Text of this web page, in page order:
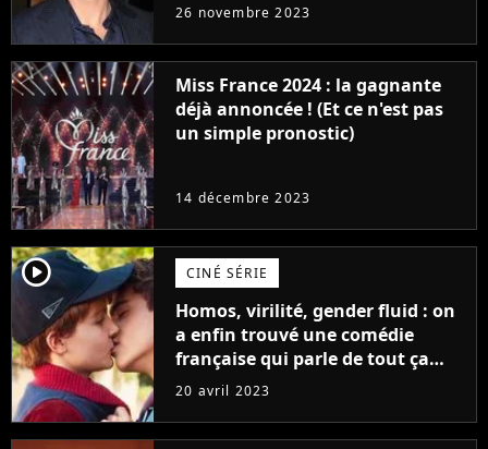
26 novembre 2023
Miss France 2024 : la gagnante
déjà annoncée ! (Et ce n'est pas
un simple pronostic)
14 décembre 2023
player2 CINÉ SÉRIE
Homos, virilité, gender fluid : on
a enfin trouvé une comédie
française qui parle de tout ça
sans être super ringarde
20 avril 2023